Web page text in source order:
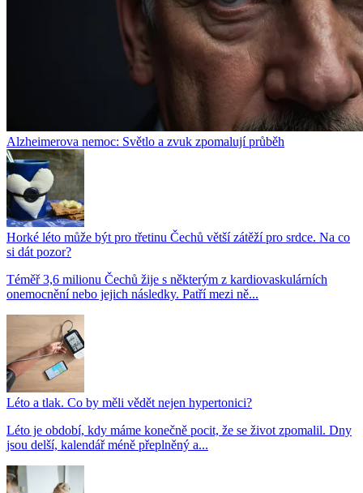
Alzheimerova nemoc: Světlo a zvuk zpomalují průběh
Horké léto může být pro třetinu Čechů větší zátěží pro srdce. Na co
si dát pozor?
Téměř 3,6 milionu Čechů žije s některým z kardiovaskulárních
onemocnění nebo jejich následky. Patří mezi ně...
Léto a tlak. Co by měli vědět nejen hypertonici?
Léto je období, kdy máme konečně pocit, že se život zpomalil. Dny
jsou delší, kalendář méně přeplněný a...